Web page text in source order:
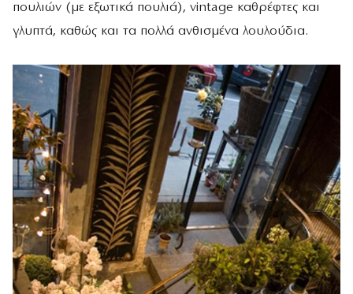
πουλιών (με εξωτικά πουλιά), vintage καθρέφτες και
γλυπτά, καθώς και τα πολλά ανθισμένα λουλούδια.